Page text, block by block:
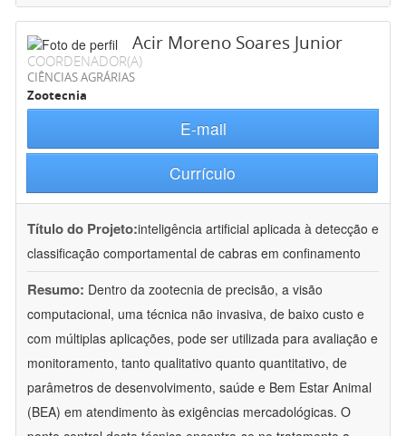
Acir Moreno Soares Junior
COORDENADOR(A)
CIÊNCIAS AGRÁRIAS
Zootecnia
E-mail
Currículo
Título do Projeto:inteligência artificial aplicada à detecção e
classificação comportamental de cabras em confinamento
Resumo: Dentro da zootecnia de precisão, a visão
computacional, uma técnica não invasiva, de baixo custo e
com múltiplas aplicações, pode ser utilizada para avaliação e
monitoramento, tanto qualitativo quanto quantitativo, de
parâmetros de desenvolvimento, saúde e Bem Estar Animal
(BEA) em atendimento às exigências mercadológicas. O